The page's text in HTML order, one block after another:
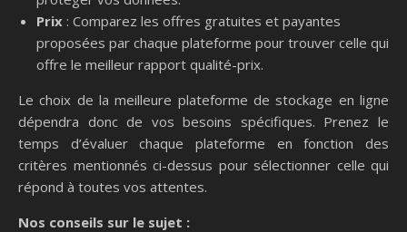
Prix : Comparez les offres gratuites et payantes
proposées par chaque plateforme pour trouver celle qui
offre le meilleur rapport qualité-prix.
Le choix de la meilleure plateforme de stockage en ligne
dépendra donc de vos besoins spécifiques. Prenez le
temps d’évaluer chaque plateforme en fonction des
critères mentionnés ci-dessus pour sélectionner celle qui
répond à toutes vos attentes.
Nos conseils sur le sujet :